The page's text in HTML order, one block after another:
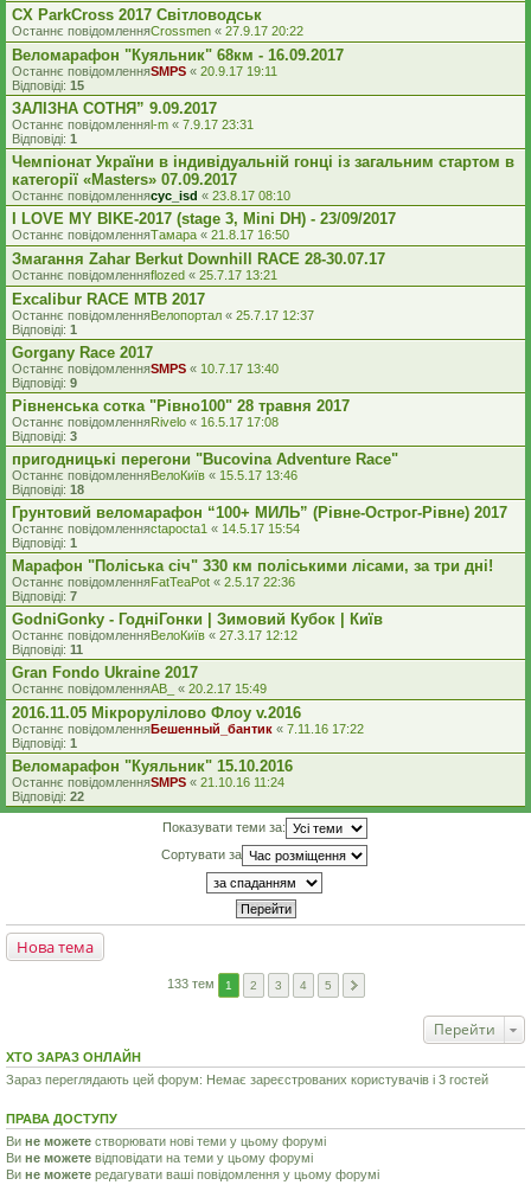
CX ParkCross 2017 Світловодськ
Останнє повідомленняCrossmen « 27.9.17 20:22
Веломарафон "Куяльник" 68км - 16.09.2017
Останнє повідомленняSMPS « 20.9.17 19:11
Відповіді: 15
ЗАЛІЗНА СОТНЯ” 9.09.2017
Останнє повідомленняl-m « 7.9.17 23:31
Відповіді: 1
Чемпіонат України в індивідуальній гонці із загальним стартом в
категорії «Masters» 07.09.2017
Останнє повідомленняcyc_isd « 23.8.17 08:10
I LOVE MY BIKE-2017 (stage 3, Mini DH) - 23/09/2017
Останнє повідомленняТамара « 21.8.17 16:50
Змагання Zahar Berkut Downhill RACE 28-30.07.17
Останнє повідомленняflozed « 25.7.17 13:21
Excalibur RACE MTB 2017
Останнє повідомленняВелопортал « 25.7.17 12:37
Відповіді: 1
Gorgany Race 2017
Останнє повідомленняSMPS « 10.7.17 13:40
Відповіді: 9
Рівненська сотка "Рівно100" 28 травня 2017
Останнє повідомленняRivelo « 16.5.17 17:08
Відповіді: 3
пригодницькі перегони "Bucovina Adventure Race"
Останнє повідомленняВелоКиїв « 15.5.17 13:46
Відповіді: 18
Грунтовий веломарафон “100+ МИЛЬ” (Рівне-Острог-Рівне) 2017
Останнє повідомленняctapocta1 « 14.5.17 15:54
Відповіді: 1
Марафон "Поліська січ" 330 км поліськими лісами, за три дні!
Останнє повідомленняFatTeaPot « 2.5.17 22:36
Відповіді: 7
GodniGonky - ГодніГонки | Зимовий Кубок | Київ
Останнє повідомленняВелоКиїв « 27.3.17 12:12
Відповіді: 11
Gran Fondo Ukraine 2017
Останнє повідомленняAB_ « 20.2.17 15:49
2016.11.05 Мікрорулілово Флоу v.2016
Останнє повідомленняБешенный_бантик « 7.11.16 17:22
Відповіді: 1
Веломарафон "Куяльник" 15.10.2016
Останнє повідомленняSMPS « 21.10.16 11:24
Відповіді: 22
Показувати теми за:
Сортувати за
Нова тема
133 тем 1 2 3 4 5
Перейти
ХТО ЗАРАЗ ОНЛАЙН
Зараз переглядають цей форум: Немає зареєстрованих користувачів і 3 гостей
ПРАВА ДОСТУПУ
Ви не можете створювати нові теми у цьому форумі
Ви не можете відповідати на теми у цьому форумі
Ви не можете редагувати ваші повідомлення у цьому форумі